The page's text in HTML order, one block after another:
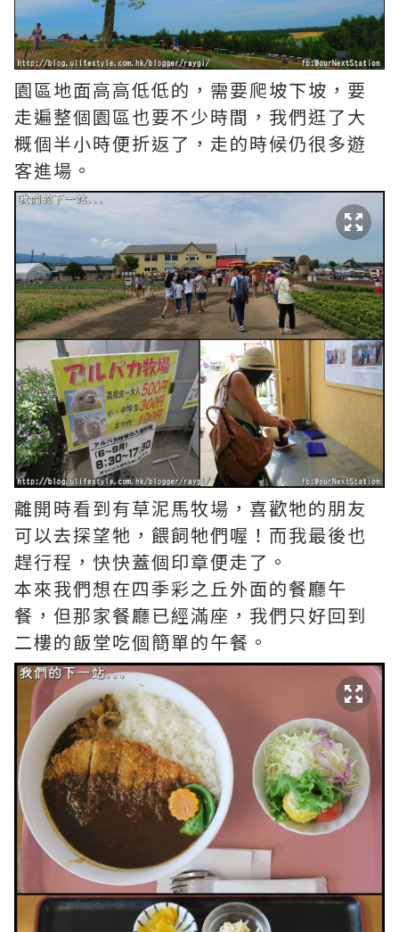
園區地面高高低低的，需要爬坡下坡，要
走遍整個園區也要不少時間，我們逛了大
概個半小時便折返了，走的時候仍很多遊
客進場。
離開時看到有草泥馬牧場，喜歡牠的朋友
可以去探望牠，餵飼牠們喔！而我最後也
趕行程，快快蓋個印章便走了。
本來我們想在四季彩之丘外面的餐廳午
餐，但那家餐廳已經滿座，我們只好回到
二樓的飯堂吃個簡單的午餐。